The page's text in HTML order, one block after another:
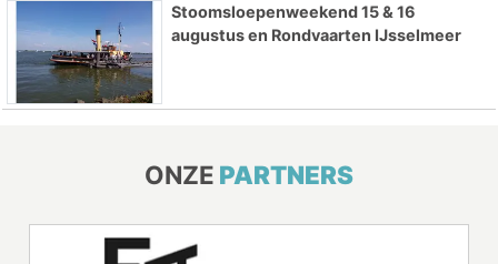
Stoomsloepenweekend 15 & 16
augustus en Rondvaarten IJsselmeer
ONZE PARTNERS